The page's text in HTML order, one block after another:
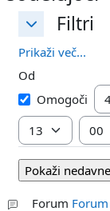
Filtri
Filtri Filtri
Prikaži več...
Od
OdOmogoči Dan
Ura
Forum